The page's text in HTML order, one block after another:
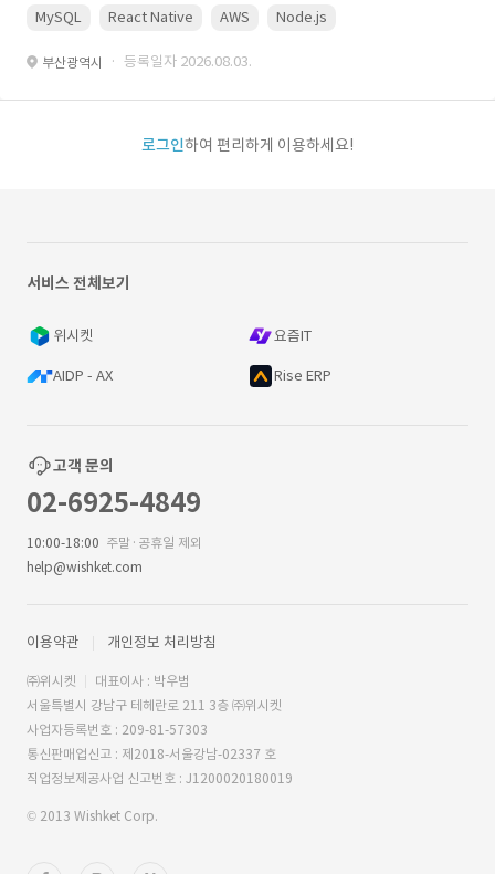
MySQL React Native AWS Node.js
부산광역시 · 등록일자 2026.08.03.
로그인하여 편리하게 이용하세요!
서비스 전체보기
위시켓 요즘IT
AIDP - AX Rise ERP
고객 문의
02-6925-4849
10:00-18:00 주말·공휴일 제외
help@wishket.com
이용약관 개인정보 처리방침
㈜위시켓
대표이사 : 박우범
서울특별시 강남구 테헤란로 211 3층 ㈜위시켓
사업자등록번호 : 209-81-57303
통신판매업신고 : 제2018-서울강남-02337 호
직업정보제공사업 신고번호 : J1200020180019
© 2013 Wishket Corp.